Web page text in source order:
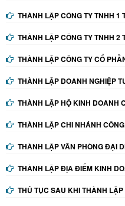
THÀNH LẬP CÔNG TY TNHH 1
THÀNH LẬP CÔNG TY TNHH 2
THÀNH LẬP CÔNG TY CỔ
THÀNH LẬP DOANH NGHIỆP
THÀNH LẬP HỘ KINH DOANH
THÀNH LẬP CHI NHÁNH
THÀNH LẬP VĂN PHÒNG ĐẠI
THÀNH LẬP ĐỊA ĐIỂM KINH
THỦ TỤC SAU KHI THÀNH LẬP